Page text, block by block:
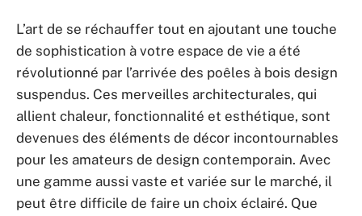
L’art de se réchauffer tout en ajoutant une touche
de sophistication à votre espace de vie a été
révolutionné par l’arrivée des poêles à bois design
suspendus. Ces merveilles architecturales, qui
allient chaleur, fonctionnalité et esthétique, sont
devenues des éléments de décor incontournables
pour les amateurs de design contemporain. Avec
une gamme aussi vaste et variée sur le marché, il
peut être difficile de faire un choix éclairé. Que